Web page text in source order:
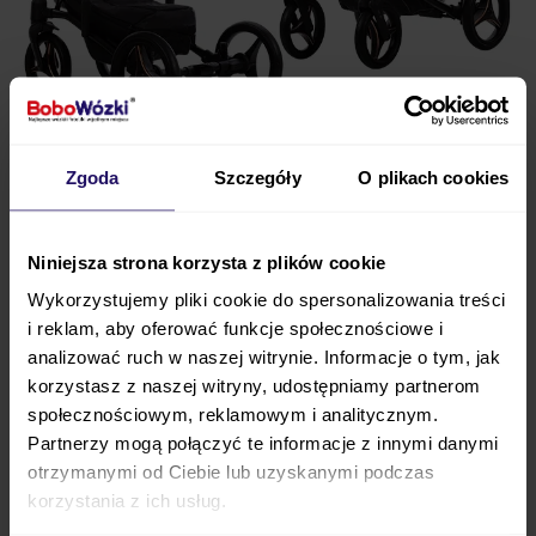
Zgoda Szczegóły O plikach cookies
Niniejsza strona korzysta z plików cookie
Wykorzystujemy pliki cookie do spersonalizowania treści
i reklam, aby oferować funkcje społecznościowe i
analizować ruch w naszej witrynie. Informacje o tym, jak
korzystasz z naszej witryny, udostępniamy partnerom
społecznościowym, reklamowym i analitycznym.
Partnerzy mogą połączyć te informacje z innymi danymi
otrzymanymi od Ciebie lub uzyskanymi podczas
korzystania z ich usług.
to najwyższa jakość każdego spaceru. Niezależnie od
prowadzi się lekko i przyjemnie, a dziecko ma
zapewniony komfort.ModelTorino SI PROto
piękny stelaż, który w części jestanodyzowany na
kolor miedzi, a jego reszta zostałapokryta białym
lub czarnym lakierem. Obecnośćbocznego
systemu regulacji Soft/Hard pozwoli na szybkie i
wygodne dostosowanie wózka do Waszych
aktualnych potrzeb.